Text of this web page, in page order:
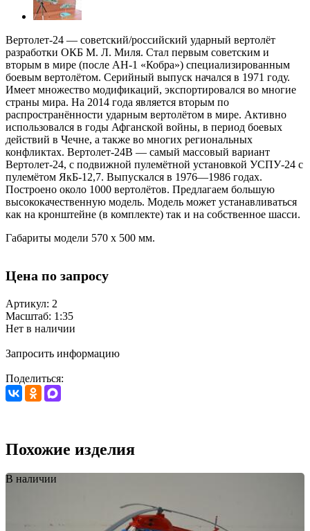
Вертолет-24 — советский/российский ударный вертолёт
разработки ОКБ М. Л. Миля. Стал первым советским и
вторым в мире (после AH-1 «Кобра») специализированным
боевым вертолётом. Серийный выпуск начался в 1971 году.
Имеет множество модификаций, экспортировался во многие
страны мира. На 2014 года является вторым по
распространённости ударным вертолётом в мире. Активно
использовался в годы Афганской войны, в период боевых
действий в Чечне, а также во многих региональных
конфликтах. Вертолет-24В — самый массовый вариант
Вертолет-24, с подвижной пулемётной установкой УСПУ-24 с
пулемётом ЯкБ-12,7. Выпускался в 1976—1986 годах.
Построено около 1000 вертолётов. Предлагаем большую
высококачественную модель. Модель может устанавливаться
как на кронштейне (в комплекте) так и на собственное шасси.
Габариты модели 570 х 500 мм.
Цена по запросу
Артикул: 2
Масштаб: 1:35
Нет в наличии
Запросить информацию
Поделиться:
Похожие изделия
В наличии